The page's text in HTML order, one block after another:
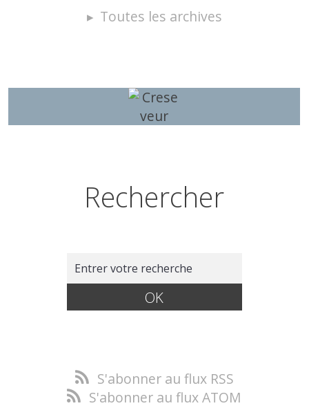
Toutes les archives
Rechercher
S'abonner au flux RSS
S'abonner au flux ATOM